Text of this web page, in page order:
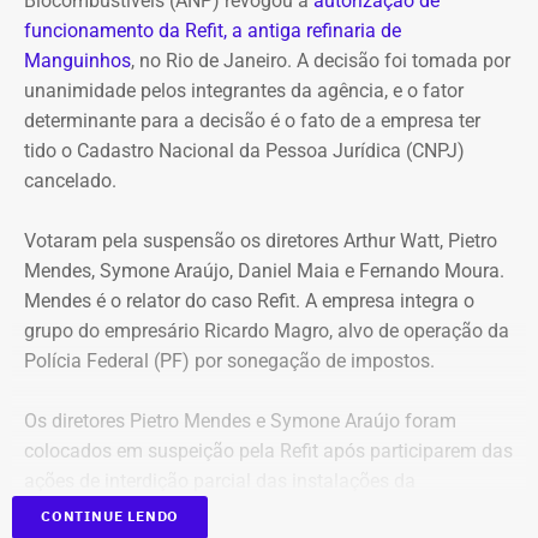
Entre os bens declarados também estão um Mercedes-
Benz AMG G63, avaliado em R$ 2,35 milhões, um
Volkswagen Passat de R$ 115 mil, R$ 709 mil em “bens
móveis de uso pessoal” e R$ 35 mil em dinheiro em
espécie.
funcionamento da Refit, a antiga refinaria de
Manguinhos, no Rio de Janeiro. A decisão foi tomada por
unanimidade pelos integrantes da agência, e o fator
determinante para a decisão é o fato de a empresa ter
tido o Cadastro Nacional da Pessoa Jurídica (CNPJ)
cancelado.
Votaram pela suspensão os diretores Arthur Watt, Pietro
Mendes, Symone Araújo, Daniel Maia e Fernando Moura.
Mendes é o relator do caso Refit. A empresa integra o
grupo do empresário Ricardo Magro, alvo de operação da
Polícia Federal (PF) por sonegação de impostos.
Os diretores Pietro Mendes e Symone Araújo foram
colocados em suspeição pela Refit após participarem das
companhia em setembro de 2025.
CONTINUE LENDO